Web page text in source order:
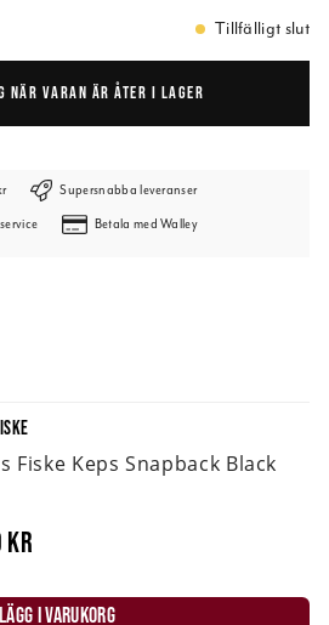
Tillfälligt slut
NÄR VARAN ÄR ÅTER I LAGER
Supersnabba leveranser
Betala med Walley
Fiske Keps Snapback Black
kr
LÄGG I VARUKORG